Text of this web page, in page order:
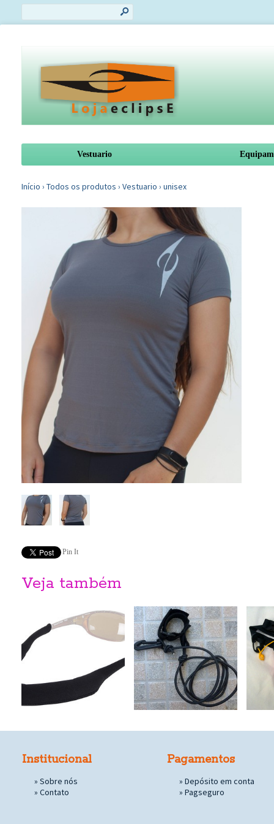
s
Vestuario
Início › Todos os produtos › Vestuario › unisex
Pin It
Veja também
Institucional
» Sobre nós
» Contato
Pagamentos
» Depósito em conta
» Pagseguro